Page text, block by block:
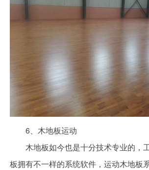
6、木地板运动
木地板如今也是十分技术专业的，
板拥有不一样的系统软件，运动木地板